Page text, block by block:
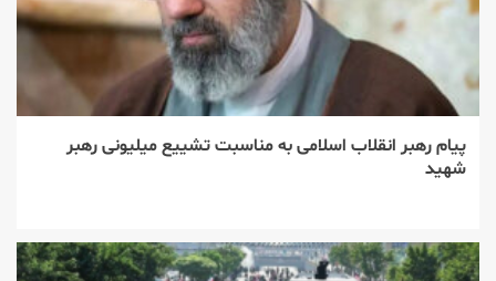
پیام رهبر انقلاب اسلامی به مناسبت تشییع میلیونی رهبر
شهید